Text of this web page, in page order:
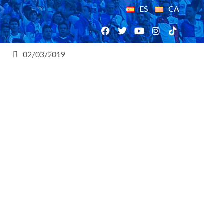
ES CA
02/03/2019